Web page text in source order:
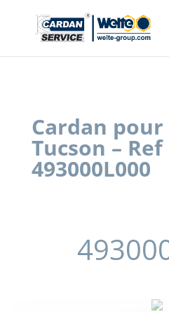
Cardan pour
Tucson – Ref
493000L000